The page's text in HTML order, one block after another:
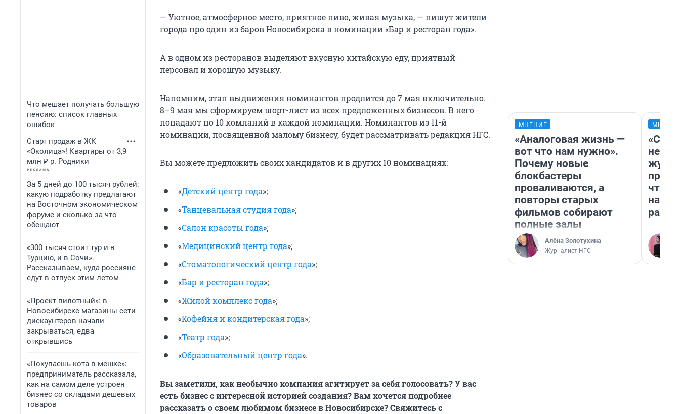
Что мешает получать большую
пенсию: список главных
ошибок
Старт продаж в ЖК
«Околица»! Квартиры от 3,9
млн ₽ р. Родники
За 5 дней до 100 тысяч рублей:
какую подработку предлагают
на Восточном экономическом
форуме и сколько за что
обещают
«300 тысяч стоит тур и в
Турцию, и в Сочи».
Рассказываем, куда россияне
едут в отпуск этим летом
«Проект пилотный»: в
Новосибирске магазины сети
дискаунтеров начали
закрываться, едва
открывшись
«Покупаешь кота в мешке»:
предприниматель рассказала,
как на самом деле устроен
бизнес со складами дешевых
товаров
— Уютное, атмосферное место, приятное пиво, живая музыка, — пишут жители
города про один из баров Новосибирска в номинации «Бар и ресторан года».
А в одном из ресторанов выделяют вкусную китайскую еду, приятный
персонал и хорошую музыку.
Напомним, этап выдвижения номинантов продлится до 7 мая включительно.
8–9 мая мы сформируем шорт-лист из всех предложенных бизнесов. В него
попадают по 10 компаний в каждой номинации. Номинантов из 11-й
номинации, посвященной малому бизнесу, будет рассматривать редакция НГС.
Вы можете предложить своих кандидатов и в других 10 номинациях:
«Детский центр года»;
«Танцевальная студия года»;
«Салон красоты года»;
«Медицинский центр года»;
«Стоматологический центр года»;
«Бар и ресторан года»;
«Жилой комплекс года»;
«Кофейня и кондитерская года»;
«Театр года»;
«Образовательный центр года».
Вы заметили, как необычно компания агитирует за себя голосовать? У вас
есть бизнес с интересной историей создания? Вам хочется подробнее
рассказать о своем любимом бизнесе в Новосибирске? Свяжитесьс
МНЕНИЕ
«Аналоговая жизнь —
вот что нам нужно».
Почему новые
блокбастеры
проваливаются, а
повторы старых
фильмов собирают
полные залы
Алёна Золотухина
Журналист НГС
на
ради